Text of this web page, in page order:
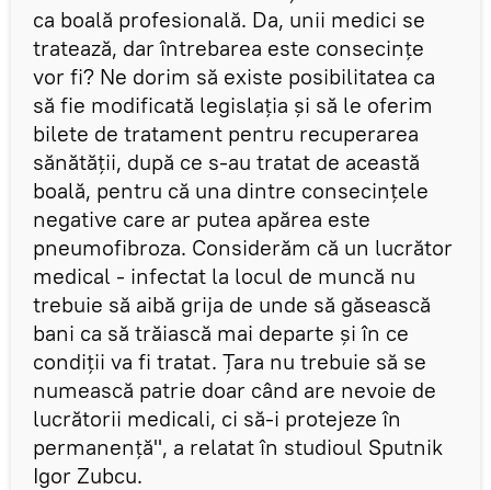
ca boală profesională. Da, unii medici se
tratează, dar întrebarea este consecințe
vor fi? Ne dorim să existe posibilitatea ca
să fie modificată legislația și să le oferim
bilete de tratament pentru recuperarea
sănătății, după ce s-au tratat de această
boală, pentru că una dintre consecințele
negative care ar putea apărea este
pneumofibroza. Considerăm că un lucrător
medical - infectat la locul de muncă nu
trebuie să aibă grija de unde să găsească
bani ca să trăiască mai departe și în ce
condiții va fi tratat. Țara nu trebuie să se
numească patrie doar când are nevoie de
lucrătorii medicali, ci să-i protejeze în
permanență", a relatat în studioul Sputnik
Igor Zubcu.